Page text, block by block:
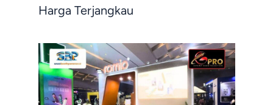
Harga Terjangkau